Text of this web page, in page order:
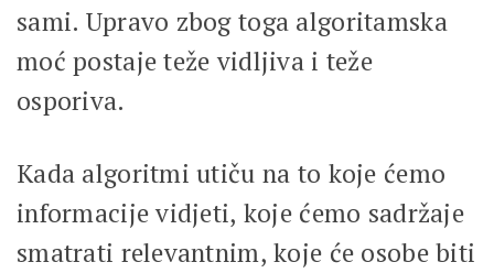
sami. Upravo zbog toga algoritamska
moć postaje teže vidljiva i teže
osporiva.
Kada algoritmi utiču na to koje ćemo
informacije vidjeti, koje ćemo sadržaje
smatrati relevantnim, koje će osobe biti